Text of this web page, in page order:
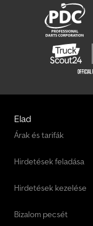
hegesztett
Rögzítésellenőrzés
széles
történő
M20 csavarozható
Elad
Árak és tarifák
Hirdetések feladása
Hirdetések kezelése
Bizalom pecsét